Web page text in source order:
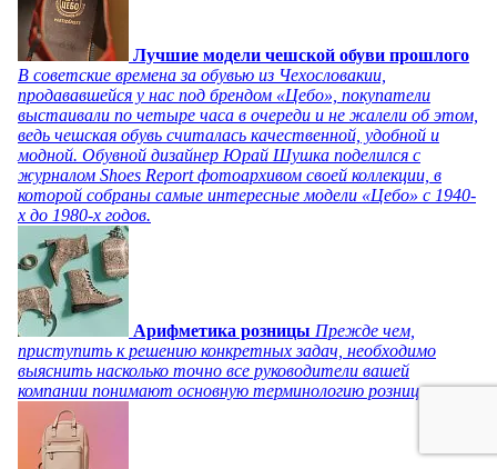
Лучшие модели чешской обуви прошлого
В советские времена за обувью из Чехословакии,
продававшейся у нас под брендом «Цебо», покупатели
выстаивали по четыре часа в очереди и не жалели об этом,
ведь чешская обувь считалась качественной, удобной и
модной. Обувной дизайнер Юрай Шушка поделился с
журналом Shoes Report фотоархивом своей коллекции, в
которой собраны самые интересные модели «Цебо» с 1940-
х до 1980-х годов.
Арифметика розницы Прежде чем,
приступить к решению конкретных задач, необходимо
выяснить насколько точно все руководители вашей
компании понимают основную терминологию розницы.